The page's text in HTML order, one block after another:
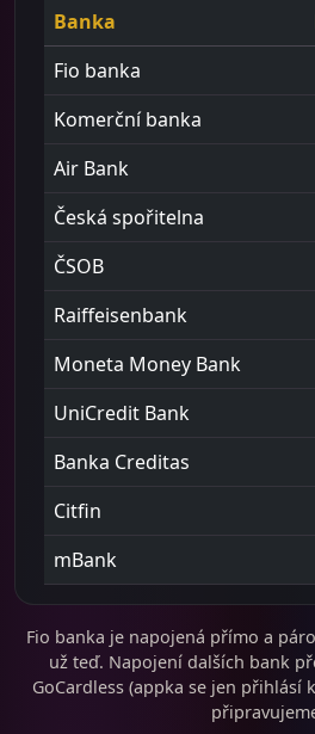
Banka
Fio banka
Komerční banka
Air Bank
Česká spořitelna
ČSOB
Raiffeisenbank
Moneta Money Bank
UniCredit Bank
Banka Creditas
Citfin
mBank
Fio banka je napojená přímo a
už teď. Napojení dalších bank
GoCardless (appka se jen přihlásí